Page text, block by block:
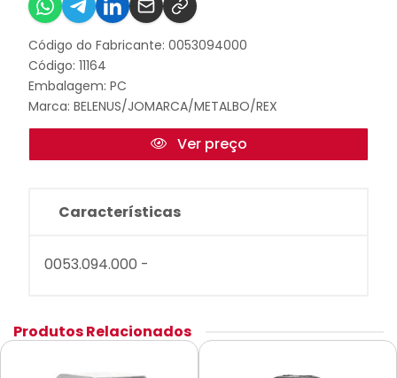
Código do Fabricante: 0053094000
Código: 11164
Embalagem: PC
Marca: BELENUS/JOMARCA/METALBO/REX
Ver preço
Características
0053.094.000 -
Produtos Relacionados